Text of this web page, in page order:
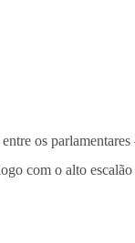
entre os
com o alto